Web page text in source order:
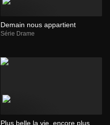
Demain nous appartient
Série Drame
Plus belle la vie, encore plus